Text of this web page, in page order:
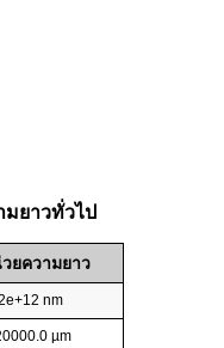
มยาวทั่วไป
ยความยาว
nm
µm